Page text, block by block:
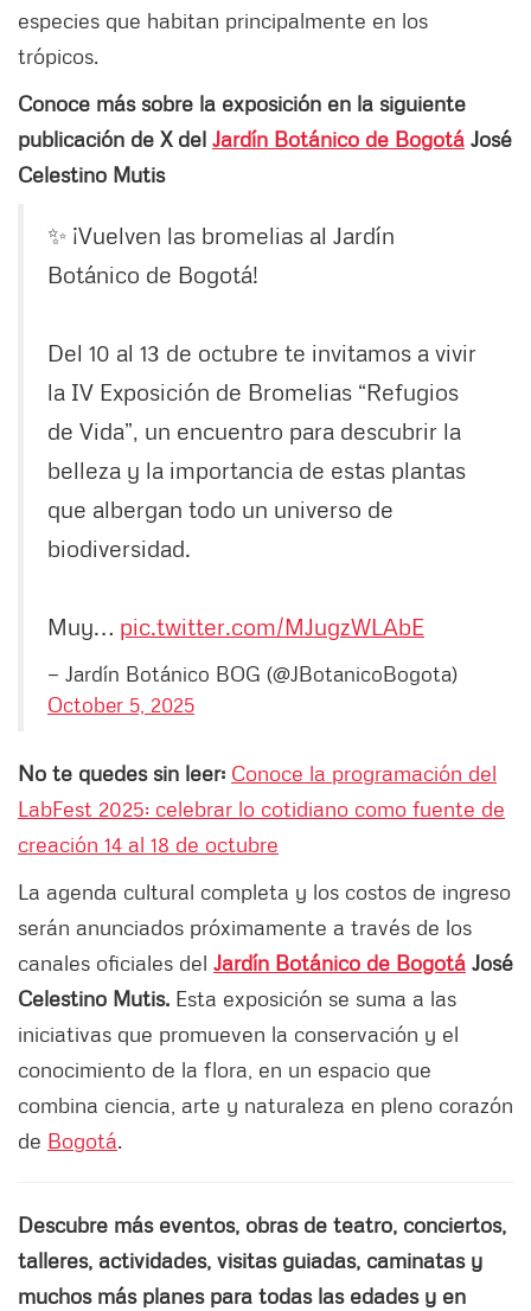
especies que habitan principalmente en los
trópicos.
Conoce más sobre la exposición en la siguiente
publicación de X del Jardín Botánico de Bogotá José
Celestino Mutis
✨ ¡Vuelven las bromelias al Jardín
Botánico de Bogotá!
Del 10 al 13 de octubre te invitamos a vivir
la IV Exposición de Bromelias “Refugios
de Vida”, un encuentro para descubrir la
belleza y la importancia de estas plantas
que albergan todo un universo de
biodiversidad.
Muy… pic.twitter.com/MJugzWLAbE
— Jardín Botánico BOG (@JBotanicoBogota)
October 5, 2025
No te quedes sin leer: Conoce la programación del
LabFest 2025: celebrar lo cotidiano como fuente de
creación 14 al 18 de octubre
La agenda cultural completa y los costos de ingreso
serán anunciados próximamente a través de los
canales oficiales del Jardín Botánico de Bogotá José
Celestino Mutis. Esta exposición se suma a las
iniciativas que promueven la conservación y el
conocimiento de la flora, en un espacio que
combina ciencia, arte y naturaleza en pleno corazón
de Bogotá.
Descubre más eventos, obras de teatro, conciertos,
talleres, actividades, visitas guiadas, caminatas y
muchos más planes para todas las edades y en